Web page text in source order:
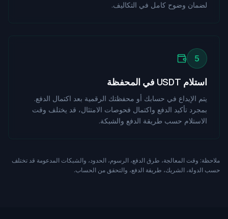
لضمان وضوح كامل في التكاليف.
5
استلام USDT في المحفظة
يتم الإيداع في حسابك أو محفظتك الرقمية بعد اكتمال الدفع.
بمجرد تأكيد الدفع واكتمال فحوصات الامتثال، قد يختلف وقت
الاستلام حسب طريقة الدفع والشبكة.
ملاحظة: وقت المعالجة، طرق الدفع، الرسوم، الحدود، والشبكات المدعومة قد تختلف
حسب الدولة، الشريك، طريقة الدفع، والتحقق من الحساب.